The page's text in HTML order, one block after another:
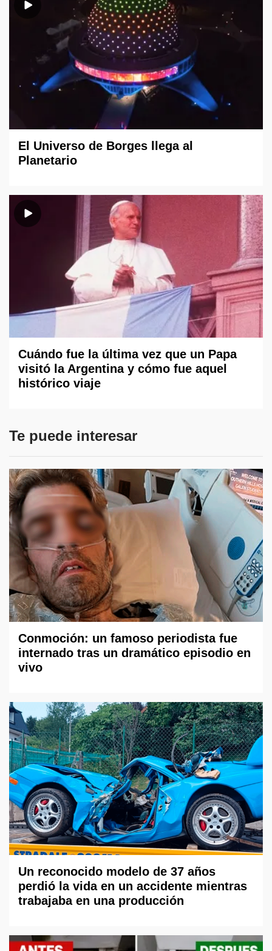
El Universo de Borges llega al
Planetario
Cuándo fue la última vez que un Papa
visitó la Argentina y cómo fue aquel
histórico viaje
Te puede interesar
Conmoción: un famoso periodista fue
internado tras un dramático episodio en
vivo
Un reconocido modelo de 37 años
perdió la vida en un accidente mientras
trabajaba en una producción